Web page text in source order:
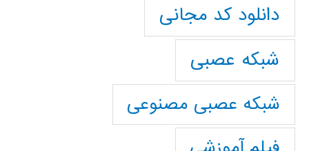
دانلود کد مجانی
شبکه عصبی
شبکه عصبی مصنوعی